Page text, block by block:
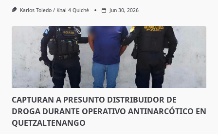
Karlos Toledo / Knal 4 Quiché Jun 30, 2026
CAPTURAN A PRESUNTO DISTRIBUIDOR DE
DROGA DURANTE OPERATIVO ANTINARCÓTICO EN
QUETZALTENANGO